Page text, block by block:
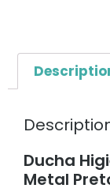
Ducha
Metal